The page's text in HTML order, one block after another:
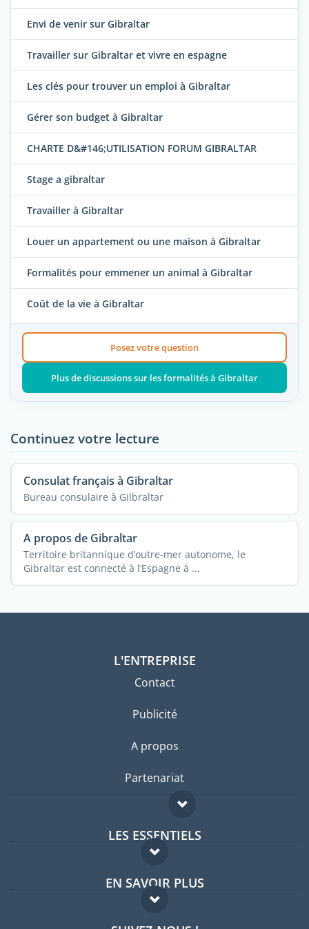
Envi de venir sur Gibraltar
Travailler sur Gibraltar et vivre en espagne
Les clés pour trouver un emploi à Gibraltar
Gérer son budget à Gibraltar
CHARTE D&#146;UTILISATION FORUM GIBRALTAR
Stage a gibraltar
Travailler à Gibraltar
Louer un appartement ou une maison à Gibraltar
Formalités pour emmener un animal à Gibraltar
Coût de la vie à Gibraltar
Posez votre question
Plus de discussions sur les formalités à Gibraltar
Continuez votre lecture
Consulat français à Gibraltar
Bureau consulaire à Gilbraltar
A propos de Gibraltar
Territoire britannique d’outre-mer autonome, le
Gibraltar est connecté à l’Espagne à ...
L'ENTREPRISE
Contact
Publicité
A propos
Partenariat
LES ESSENTIELS
Forum expatriés
Guides pays
EN SAVOIR PLUS
FAQ